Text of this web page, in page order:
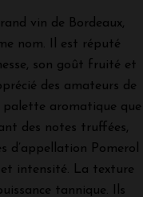
vin de Bordeaux,
nom. Il est réputé
son goût fruité et
des amateurs de
palette aromatique que
des notes truffées,
d’appellation Pomerol
et intensité. La texture
tannique. Ils